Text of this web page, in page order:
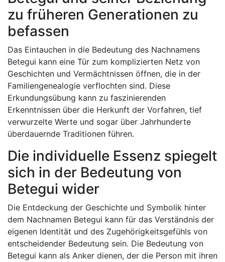
zu früheren Generationen zu
befassen
Das Eintauchen in die Bedeutung des Nachnamens
Betegui kann eine Tür zum komplizierten Netz von
Geschichten und Vermächtnissen öffnen, die in der
Familiengenealogie verflochten sind. Diese
Erkundungsübung kann zu faszinierenden
Erkenntnissen über die Herkunft der Vorfahren, tief
verwurzelte Werte und sogar über Jahrhunderte
überdauernde Traditionen führen.
Die individuelle Essenz spiegelt
sich in der Bedeutung von
Betegui wider
Die Entdeckung der Geschichte und Symbolik hinter
dem Nachnamen Betegui kann für das Verständnis der
eigenen Identität und des Zugehörigkeitsgefühls von
entscheidender Bedeutung sein. Die Bedeutung von
Betegui kann als Anker dienen, der die Person mit ihren